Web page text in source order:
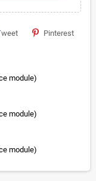
Pinterest
module)
module)
module)